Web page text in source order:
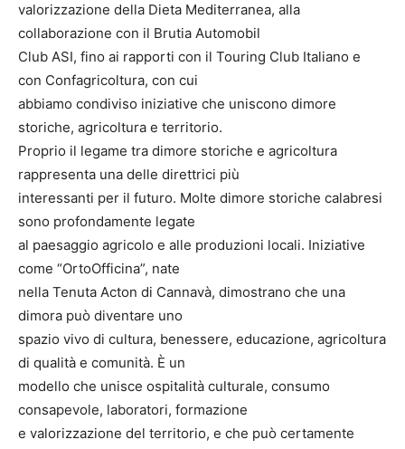
valorizzazione della Dieta Mediterranea, alla
collaborazione con il Brutia Automobil
Club ASI, fino ai rapporti con il Touring Club Italiano e
con Confagricoltura, con cui
abbiamo condiviso iniziative che uniscono dimore
storiche, agricoltura e territorio.
Proprio il legame tra dimore storiche e agricoltura
rappresenta una delle direttrici più
interessanti per il futuro. Molte dimore storiche calabresi
sono profondamente legate
al paesaggio agricolo e alle produzioni locali. Iniziative
come “OrtoOfficina”, nate
nella Tenuta Acton di Cannavà, dimostrano che una
dimora può diventare uno
spazio vivo di cultura, benessere, educazione, agricoltura
di qualità e comunità. È un
modello che unisce ospitalità culturale, consumo
consapevole, laboratori, formazione
e valorizzazione del territorio, e che può certamente